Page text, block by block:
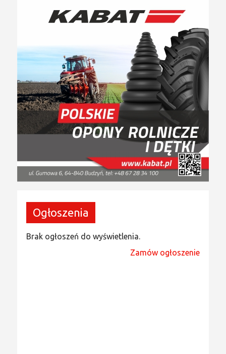
Ogłoszenia
Brak ogłoszeń do wyświetlenia.
Zamów ogłoszenie